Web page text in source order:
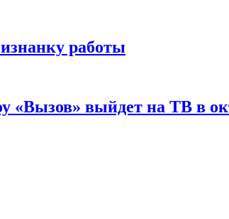
работы
«Вызов» выйдет на ТВ в